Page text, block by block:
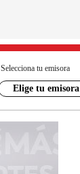
Selecciona tu emisora
Elige tu emisora